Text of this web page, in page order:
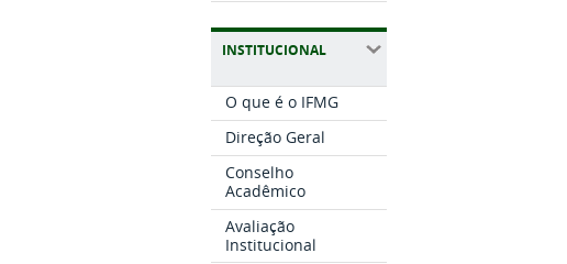
INSTITUCIONAL
O que é o IFMG
Direção Geral
Conselho
Acadêmico
Avaliação
Institucional